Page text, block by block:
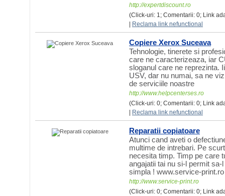
http://expertdiscount.ro
(Click-uri: 1; Comentarii: 0; Link
Reclama link nefunctional
Copiere Xerox Suceava
Tehnologie, tinerete si
care ne caracterizeaza, iar
sloganul care ne reprezinta.
USV, dar nu numai, sa ne
de serviciile noastre
http://www.helpcenterses.ro
(Click-uri: 0; Comentarii: 0; Link
Reclama link nefunctional
Reparatii copiatoare
Atunci cand aveti o
multime de intrebari. Pe
necesita timp. Timp pe care
angajatii tai nu si-l permit
simpla ! www.service-print.ro
http://www.service-print.ro
(Click-uri: 0; Comentarii: 0; Link